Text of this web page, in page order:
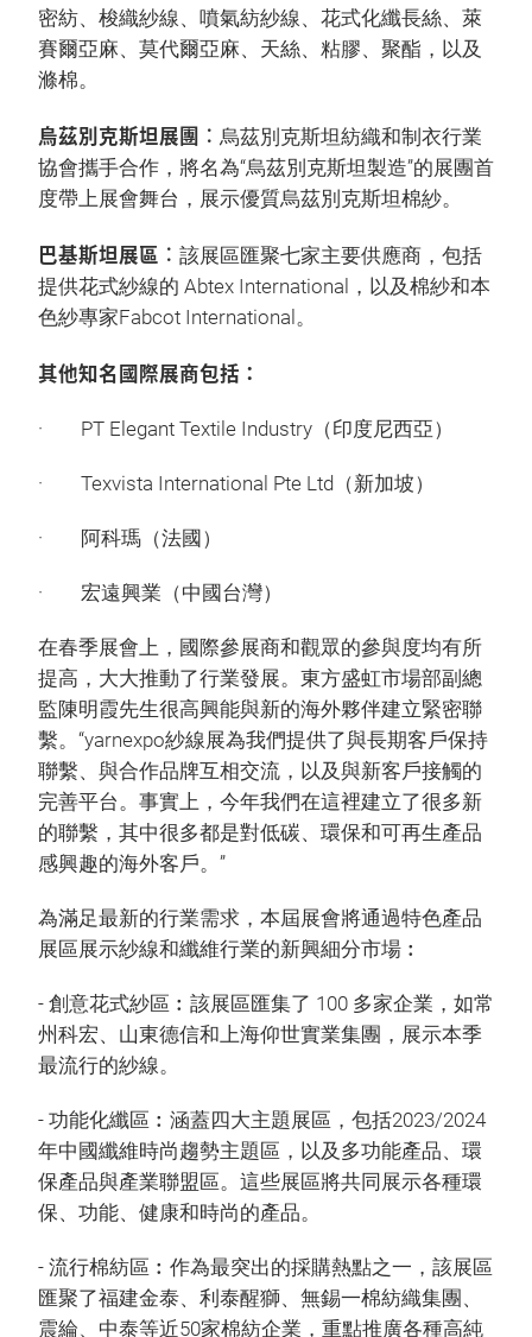
密紡、梭織紗線、噴氣紡紗線、花式化纖長絲、萊
賽爾亞麻、莫代爾亞麻、天絲、粘膠、聚酯，以及
滌棉。
烏茲別克斯坦展團︰ 烏茲別克斯坦紡織和制衣行業
協會攜手合作，將名為“烏茲別克斯坦製造”的展團首
度帶上展會舞台，展示優質烏茲別克斯坦棉紗。
巴基斯坦展區︰ 該展區匯聚七家主要供應商，包括
提供花式紗線的 Abtex International，以及棉紗和本
色紗專家Fabcot International。
其他知名國際展商包括：
· PT Elegant Textile Industry（印度尼西亞）
· Texvista International Pte Ltd（新加坡）
· 阿科瑪（法國）
· 宏遠興業（中國台灣）
在春季展會上，國際參展商和觀眾的參與度均有所
提高，大大推動了行業發展。東方盛虹市場部副總
監陳明霞先生很高興能與新的海外夥伴建立緊密聯
繫。“yarnexpo紗線展為我們提供了與長期客戶保持
聯繫、與合作品牌互相交流，以及與新客戶接觸的
完善平台。事實上，今年我們在這裡建立了很多新
的聯繫，其中很多都是對低碳、環保和可再生產品
感興趣的海外客戶。”
為滿足最新的行業需求，本屆展會將通過特色產品
展區展示紗線和纖維行業的新興細分市場︰
- 創意花式紗區︰該展區匯集了 100 多家企業，如常
州科宏、山東德信和上海仰世實業集團，展示本季
最流行的紗線。
- 功能化纖區︰涵蓋四大主題展區，包括2023/2024
年中國纖維時尚趨勢主題區，以及多功能產品、環
保產品與產業聯盟區。這些展區將共同展示各種環
保、功能、健康和時尚的產品。
- 流行棉紡區︰作為最突出的採購熱點之一，該展區
匯聚了福建金泰、利泰醒獅、無錫一棉紡織集團、
震綸、中泰等近50家棉紡企業，重點推廣各種高純